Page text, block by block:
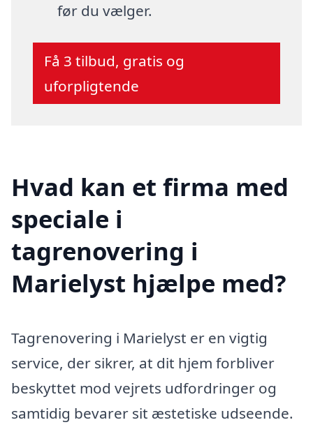
før du vælger.
Få 3 tilbud, gratis og
uforpligtende
Hvad kan et firma med
speciale i
tagrenovering i
Marielyst hjælpe med?
Tagrenovering i Marielyst er en vigtig
service, der sikrer, at dit hjem forbliver
beskyttet mod vejrets udfordringer og
samtidig bevarer sit æstetiske udseende.